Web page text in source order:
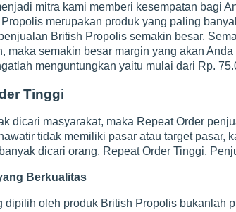
mitra kami memberi kesempatan bagi
Propolis merupakan produk yang paling
British Propolis semakin besar.
maka semakin besar margin yang akan
menguntungkan yaitu mulai dari Rp.
Tinggi
dicari masyarakat, maka Repeat Order
tidak memiliki pasar atau target pasar,
dicari orang. Repeat Order Tinggi,
Berkualitas
dipilih oleh produk British Propolis bukanlah